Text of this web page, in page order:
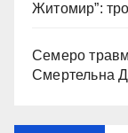
Житомир”:
Семеро
Смертельна